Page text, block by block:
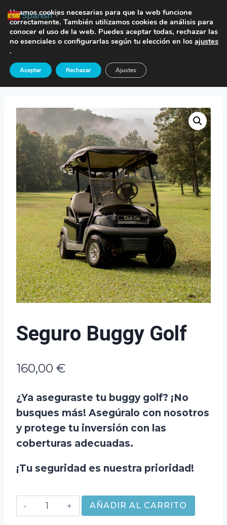
Saltar
contenido
TE LLAMAMOS
Inicio / Tienda / Seguros Vehículos
Buggy Golf
Seguro Buggy Golf
160,00 €
¿Ya aseguraste tu buggy golf? ¡No
busques más! Asegúralo con nosotros
y protege tu inversión con las
coberturas adecuadas.
¡Tu seguridad es nuestra prioridad!
Seguro
Buggy
AÑADIR AL CARRITO
Spanish ▼
Usamos cookies necesarias para que la web funcione
correctamente. También utilizamos cookies de análisis para
conocer el uso de la web. Puedes aceptar todas, rechazar las
no esenciales o configurarlas según tu elección en los ajustes
.
Aceptar Rechazar Ajustes